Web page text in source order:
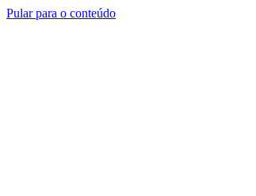
Pular para o conteúdo